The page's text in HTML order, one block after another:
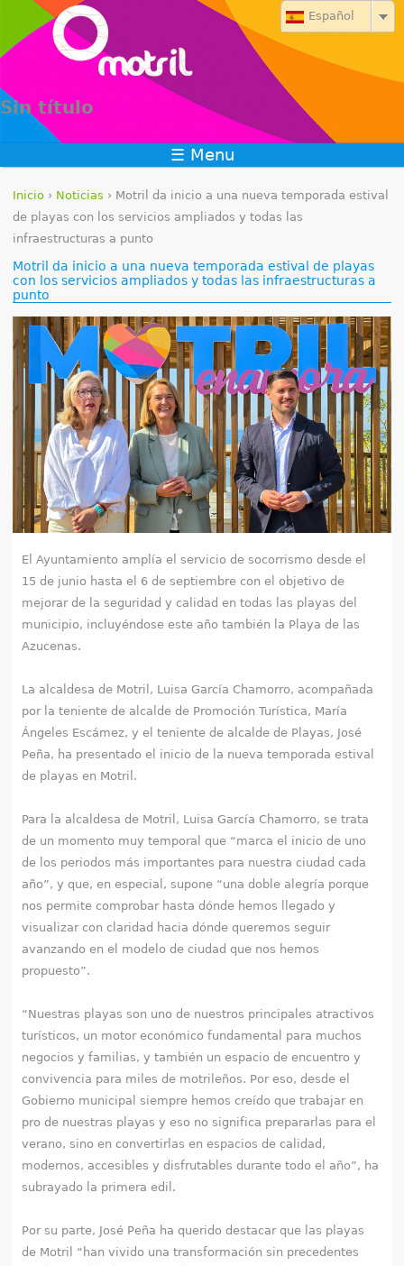
Jump to navigation
Sin título
Español
☰ Menu
S
e
n
c
u
e
n
r
u
s
e
d
a
q
Inicio › Noticias › Motril da inicio a una nueva temporada estival
de playas con los servicios ampliados y todas las
infraestructuras a punto
Motril da inicio a una nueva temporada estival de playas
con los servicios ampliados y todas las infraestructuras a
punto
El Ayuntamiento amplía el servicio de socorrismo desde el
15 de junio hasta el 6 de septiembre con el objetivo de
mejorar de la seguridad y calidad en todas las playas del
municipio, incluyéndose este año también la Playa de las
Azucenas.
La alcaldesa de Motril, Luisa García Chamorro, acompañada
por la teniente de alcalde de Promoción Turística, María
Ángeles Escámez, y el teniente de alcalde de Playas, José
Peña, ha presentado el inicio de la nueva temporada estival
de playas en Motril.
Para la alcaldesa de Motril, Luisa García Chamorro, se trata
de un momento muy temporal que “marca el inicio de uno
de los periodos más importantes para nuestra ciudad cada
año”, y que, en especial, supone “una doble alegría porque
nos permite comprobar hasta dónde hemos llegado y
visualizar con claridad hacia dónde queremos seguir
avanzando en el modelo de ciudad que nos hemos
propuesto”.
“Nuestras playas son uno de nuestros principales atractivos
turísticos, un motor económico fundamental para muchos
negocios y familias, y también un espacio de encuentro y
convivencia para miles de motrileños. Por eso, desde el
Gobierno municipal siempre hemos creído que trabajar en
pro de nuestras playas y eso no significa prepararlas para el
verano, sino en convertirlas en espacios de calidad,
modernos, accesibles y disfrutables durante todo el año”, ha
subrayado la primera edil.
Por su parte, José Peña ha querido destacar que las playas
de Motril “han vivido una transformación sin precedentes